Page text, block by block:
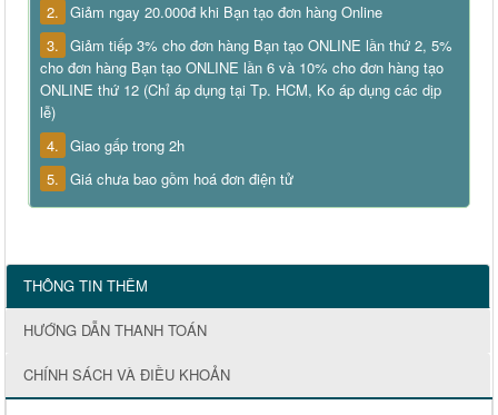
2. Giảm ngay 20.000đ khi Bạn tạo đơn hàng Online
3. Giảm tiếp 3% cho đơn hàng Bạn tạo ONLINE lần thứ 2, 5%
cho đơn hàng Bạn tạo ONLINE lần 6 và 10% cho đơn hàng tạo
ONLINE thứ 12 (Chỉ áp dụng tại Tp. HCM, Ko áp dụng các dịp
lễ)
4. Giao gấp trong 2h
5. Giá chưa bao gồm hoá đơn điện tử
THÔNG TIN THÊM
HƯỚNG DẪN THANH TOÁN
CHÍNH SÁCH VÀ ĐIỀU KHOẢN